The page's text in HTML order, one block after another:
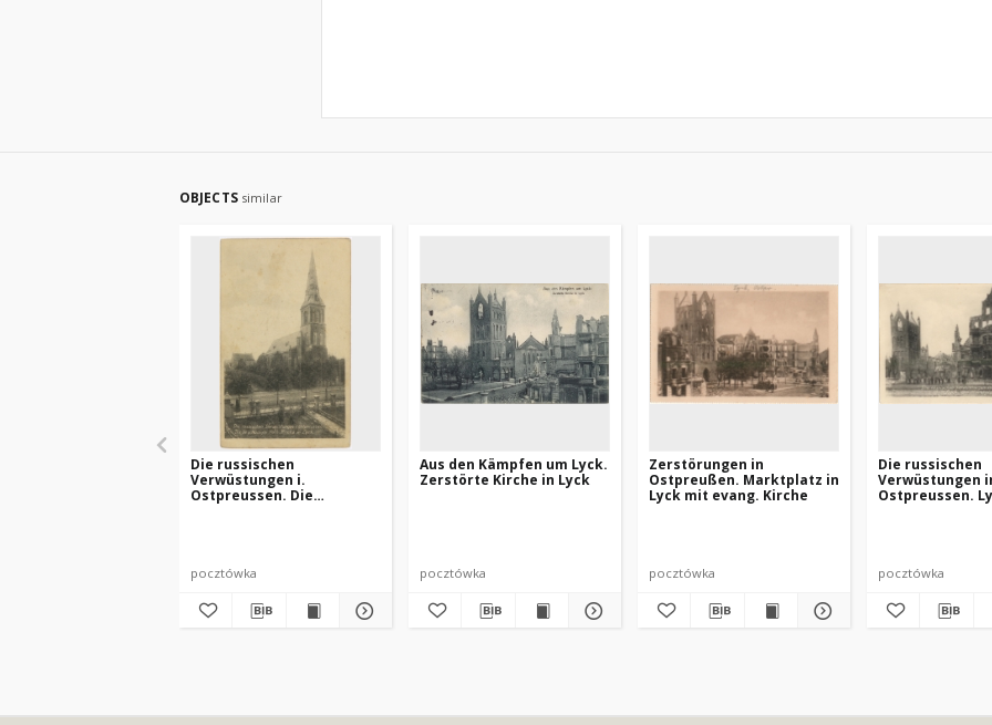
OBJECTS similar
Die russischen
Verwüstungen i.
Ostpreussen. Die
pocztówka
Aus den Kämpfen um Lyck.
Zerstörte Kirche in Lyck
pocztówka
Zerstörungen in
Ostpreußen. Marktplatz in
Lyck mit evang. Kirche
pocztówka
Die russischen
Verwüstungen
Ostpreussen.
pocztówka